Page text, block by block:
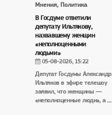
Мнения, Политика
В Госдуме ответили
депутату Ильтякову,
назвавшему женщин
«неполноценными
людьми»
05-08-2026, 15:22
Депутат Госдумы Александр
Ильтяков в эфире телешоу
заявил, что женщины —
«неполноценные люди», а...